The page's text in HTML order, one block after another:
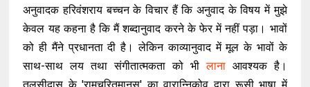
अनुवादक हरिवंशराय बच्चन के विचार हैं कि अनुवाद के विषय में मुझे
केवल यह कहना है कि मैं शब्दानुवाद करने के फेर में नहीं पड़ा। भावों
को ही मैंने प्रधानता दी है। लेकिन काव्यानुवाद में मूल के भावों के
साथ-साथ लय तथा संगीतात्मकता को भीलानाआवश्यक है।